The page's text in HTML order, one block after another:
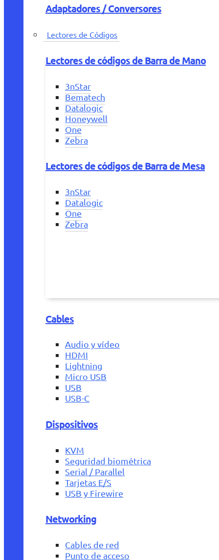
Adaptadores / Conversores
Lectores de Códigos
Lectores de códigos de Barra de Mano
3nStar
Bematech
Datalogic
Honeywell
One
Zebra
Lectores de códigos de Barra de Mesa
3nStar
Datalogic
One
Zebra
Cables
Audio y vídeo
HDMI
Lightning
Micro USB
USB
USB-C
Dispositivos
KVM
Seguridad biométrica
Serial / Parallel
Tarjetas E/S
USB y Firewire
Networking
Cables de red
Punto de acceso